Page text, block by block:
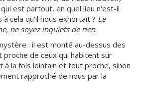
qui est partout, en quel lieu n'est-il
à cela qu'il nous exhortait ? Le
ne soyez inquiets de rien.
: il est monté au-dessus des
de ceux qui habitent sur
à la fois lointain et tout proche, sinon
rapproché de nous par la